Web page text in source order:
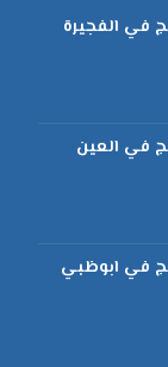
في الفجيرة
في العين
في ابوظبي